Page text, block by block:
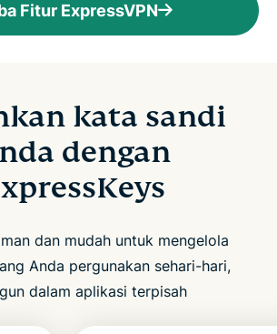
Fitur ExpressVPN
kata sandi
dengan
dan mudah untuk mengelola
Anda pergunakan sehari-hari,
dalam aplikasi terpisah